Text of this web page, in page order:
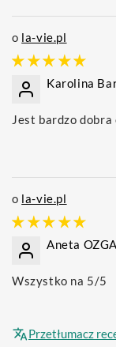
la-vie.pl
Karolina
Jest bardzo dobra
la-vie.pl
Aneta OZGA
Wszystko na 5/5
Przetłumacz